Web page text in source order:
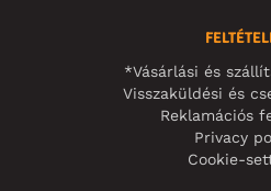
*Vásárlási és
Visszaküldési és
Reklamációs
Privacy
Cookie-